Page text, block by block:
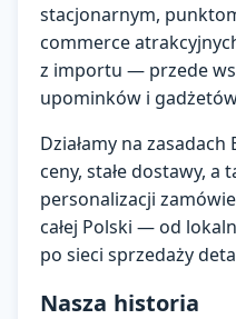
Załóż konto
KATEGORIE
Ładowanie…
stacjonarnym,
commerce
z importu — przede
upominków i
Działamy na
ceny, stałe dostawy, a
personalizacji
całej Polski — od
po sieci sprzedaży
Nasza historia